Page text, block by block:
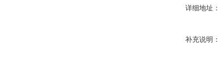
详细地址：
补充说明：